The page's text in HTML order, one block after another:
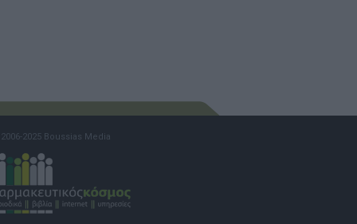
2025 Boussias Media